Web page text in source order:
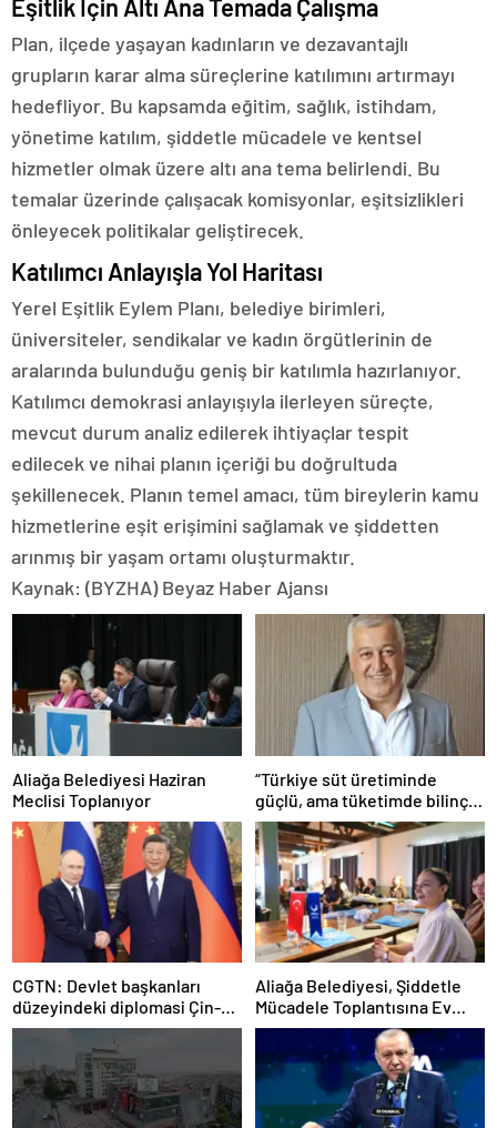
Eşitlik İçin Altı Ana Temada Çalışma
Plan, ilçede yaşayan kadınların ve dezavantajlı
grupların karar alma süreçlerine katılımını artırmayı
hedefliyor. Bu kapsamda eğitim, sağlık, istihdam,
yönetime katılım, şiddetle mücadele ve kentsel
hizmetler olmak üzere altı ana tema belirlendi. Bu
temalar üzerinde çalışacak komisyonlar, eşitsizlikleri
önleyecek politikalar geliştirecek.
Katılımcı Anlayışla Yol Haritası
Yerel Eşitlik Eylem Planı, belediye birimleri,
üniversiteler, sendikalar ve kadın örgütlerinin de
aralarında bulunduğu geniş bir katılımla hazırlanıyor.
Katılımcı demokrasi anlayışıyla ilerleyen süreçte,
mevcut durum analiz edilerek ihtiyaçlar tespit
edilecek ve nihai planın içeriği bu doğrultuda
şekillenecek. Planın temel amacı, tüm bireylerin kamu
hizmetlerine eşit erişimini sağlamak ve şiddetten
arınmış bir yaşam ortamı oluşturmaktır.
Kaynak: (BYZHA) Beyaz Haber Ajansı
Aliağa Belediyesi Haziran
Meclisi Toplanıyor
“Türkiye süt üretiminde
güçlü, ama tüketimde bilinç
şart”
CGTN: Devlet başkanları
düzeyindeki diplomasi Çin-
Rusya arasındaki büyüyen
ortaklığı güçlendiriyor
Aliağa Belediyesi, Şiddetle
Mücadele Toplantısına Ev
Sahipliği Yaptı